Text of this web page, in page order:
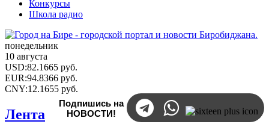
Конкурсы
Школа радио
понедельник
10 августа
USD:82.1665 руб.
EUR:94.8366 руб.
CNY:12.1655 руб.
Подпишись на
НОВОСТИ!
Лента